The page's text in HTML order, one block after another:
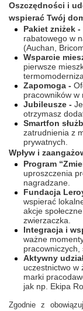
Oszczędności i
wspierać Twój
Pakiet zniżek -
rabatowego w
(Auchan,
Wsparcie
pierwsze
Zapomoga -
pracowników w
Jubileusze -
otrzymasz
Smartfon
zatrudnienia z
prywatnych.
Wpływ i
Program
uproszczenia
nagradzane.
Fundacja
wspierać
akcje
zwierzaczka.
Integracja i
ważne
pracowniczych,
Aktywny
uczestnictwo w
marki
jak np. Ekipa
Zgodnie z